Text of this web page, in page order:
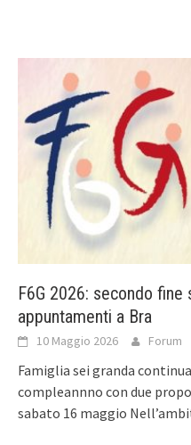
F6G 2026: secondo fine
appuntamenti a Bra
10 Maggio 2026 Forum
Famiglia sei granda
compleannno con due
sabato 16 maggio